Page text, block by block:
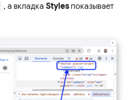
, а вкладка Stylesпоказывает